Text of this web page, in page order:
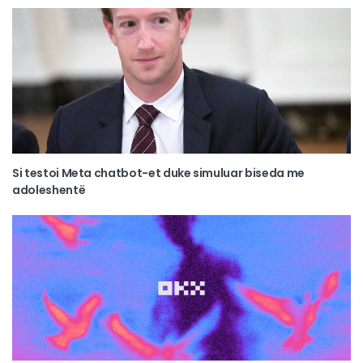
Si testoi Meta chatbot-et duke simuluar biseda me
adoleshentë